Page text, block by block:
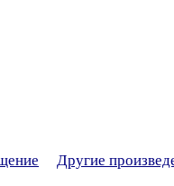
Другие